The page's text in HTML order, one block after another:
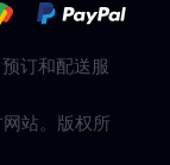
订和配送服
站。版权所